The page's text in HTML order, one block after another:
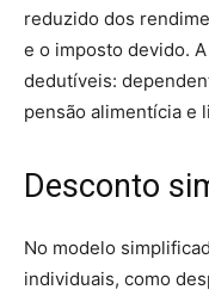
reduzido dos
e o imposto devido.
dedutíveis:
pensão alimentícia e
Desconto
No modelo
individuais, como